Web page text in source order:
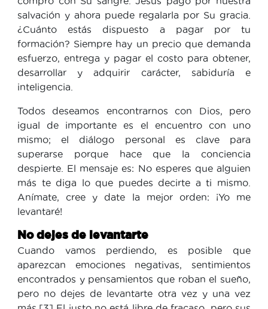
salvación y ahora puede regalarla por Su gracia.
¿Cuánto estás dispuesto a pagar por tu
formación? Siempre hay un precio que demanda
esfuerzo, entrega y pagar el costo para obtener,
desarrollar y adquirir carácter, sabiduría e
inteligencia.
Todos deseamos encontrarnos con Dios, pero
igual de importante es el encuentro con uno
mismo; el diálogo personal es clave para
superarse porque hace que la conciencia
despierte. El mensaje es: No esperes que alguien
más te diga lo que puedes decirte a ti mismo.
Anímate, cree y date la mejor orden: ¡Yo me
levantaré!
No dejes de levantarte
Cuando vamos perdiendo, es posible que
aparezcan emociones negativas, sentimientos
encontrados y pensamientos que roban el sueño,
pero no dejes de levantarte otra vez y una vez